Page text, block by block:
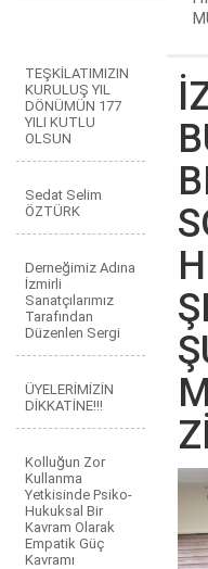
TEŞKİLATIMIZIN
KURULUŞ YIL
DÖNÜMÜN 177
YILI KUTLU
OLSUN
Sedat Selim
ÖZTÜRK
Derneğimiz Adına
İzmirli
Sanatçılarımız
Tarafından
Düzenlen Sergi
ÜYELERİMİZİN
DİKKATİNE!!!
Kolluğun Zor
Kullanma
Yetkisinde Psiko-
Hukuksal Bir
Kavram Olarak
Empatik Güç
Kavramı